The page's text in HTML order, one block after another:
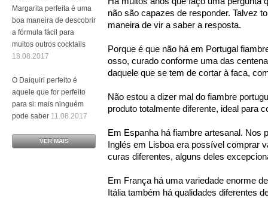
não são capazes de responder. Talvez
maneira de vir a saber a resposta.
Porque é que não há em Portugal
osso, curado conforme uma das
daquele que se tem de cortar à faca,
Não estou a dizer mal do fiambre
produto totalmente diferente, ideal para
Em Espanha há fiambre artesanal. Nos
Inglés em Lisboa era possível comprar
curas diferentes, alguns deles
Em França há uma variedade enorme
Itália também há qualidades diferentes
Margarita perfeita é uma
boa maneira de descobrir
a fórmula fácil para
muitos outros cocktails
18.08.2017
O Daiquiri perfeito é
aquele que for perfeito
para si: mais ninguém
pode saber 11.08.2017
VER MAIS